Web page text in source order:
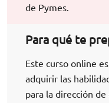
de Pymes.
Para qué te
Este curso online
adquirir las
para la dirección